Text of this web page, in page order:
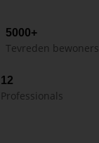
5000+
Tevreden bewoners
12
Professionals